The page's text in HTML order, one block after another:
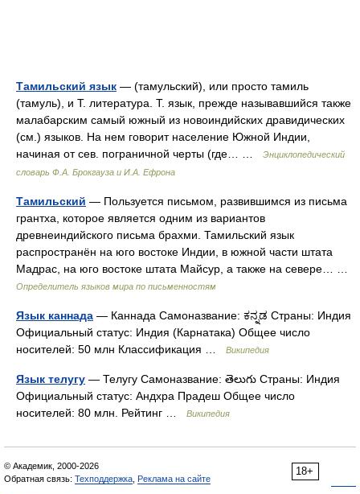
Тамильский язык — (тамульский), или просто тамиль
(тамуль), и Т. литература. Т. язык, прежде называвшийся также
малабарским самый южный из новоиндийских дравидических
(см.) языков. На нем говорит население Южной Индии,
начиная от сев. пограничной черты (где… …
Энциклопедический
словарь Ф.А. Брокгауза и И.А. Ефрона
Тамильский — Пользуется письмом, развившимся из письма
грантха, которое является одним из вариантов
древнеиндийского письма брахми. Тамильский язык
распространён на юго востоке Индии, в южной части штата
Мадрас, на юго востоке штата Майсур, а также на севере… …
Определитель языков мира по письменностям
Язык каннада — Каннада Самоназвание: ಕನ್ನಡ Страны: Индия
Официальный статус: Индия (Карнатака) Общее число
носителей: 50 млн Классификация …
Википедия
Язык телугу — Телугу Самоназвание: తెలుగు Страны: Индия
Официальный статус: Андхра Прадеш Общее число
носителей: 80 млн. Рейтинг …
Википедия
18+
© Академик, 2000-2026
Обратная связь: Техподдержка Реклама на сайте